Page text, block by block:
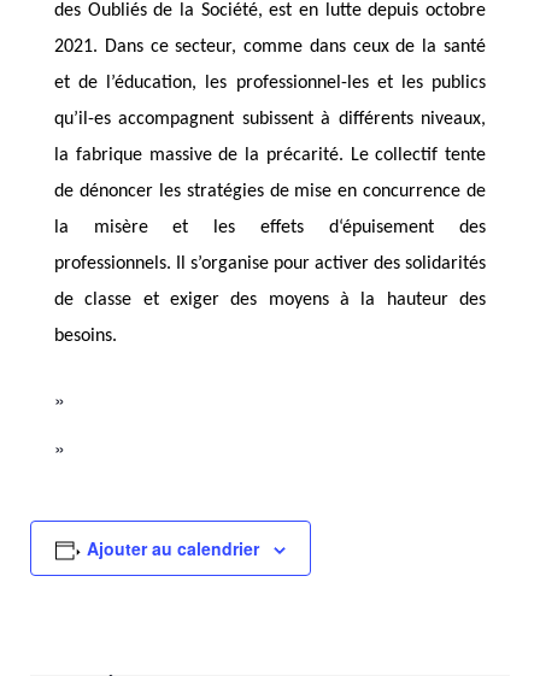
des Oubliés de la Société, est en lutte depuis octobre
2021. Dans ce secteur, comme dans ceux de la santé
et de l’éducation, les professionnel-les et les publics
qu’il-es accompagnent subissent à différents niveaux,
la fabrique massive de la précarité. Le collectif tente
de dénoncerles stratégies de mise en concurrence de
la misèreet les effets d‘épuisement des
professionnels.
s’organise pour activer des solidarités
de classe et exiger des moyens à la hauteur des
besoins.
Ajouter au calendrier